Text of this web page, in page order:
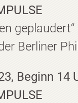
Berliner
Beginn 14